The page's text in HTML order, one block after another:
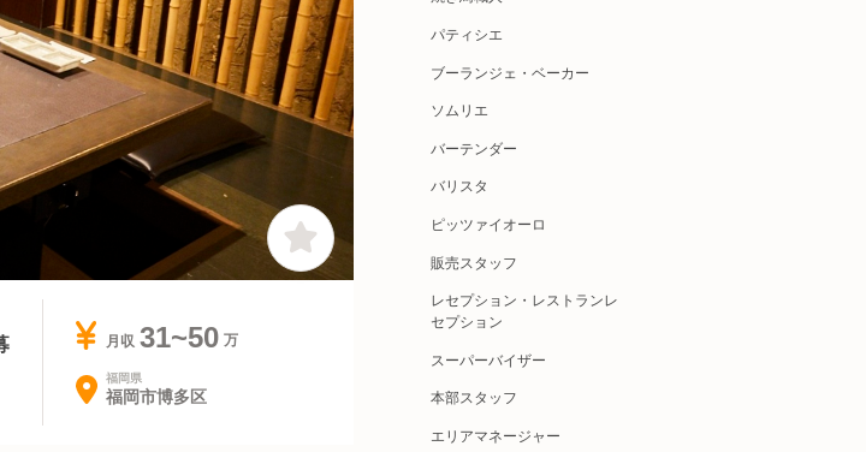
月収 31~50
福岡県
福岡市博多区
パティシエ
ブーランジェ・ベーカー
ソムリエ
バーテンダー
バリスタ
ピッツァイオーロ
販売スタッフ
レセプション・レストランレ
セプション
スーパーバイザー
本部スタッフ
エリアマネージャー